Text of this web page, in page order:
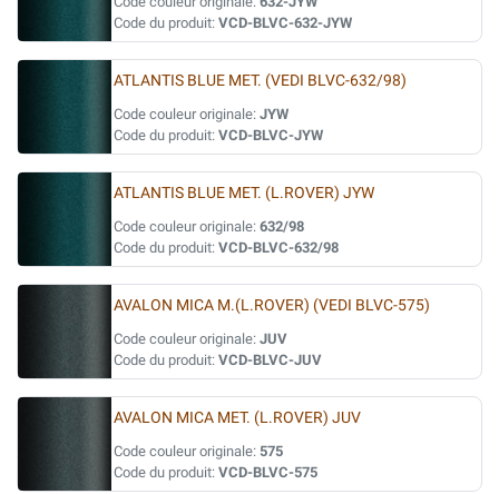
Code du produit: VCD-BLVC-632-JYW
ATLANTIS BLUE MET. (VEDI BLVC-632/98)
Code couleur originale: JYW
Code du produit: VCD-BLVC-JYW
ATLANTIS BLUE MET. (L.ROVER) JYW
Code couleur originale: 632/98
Code du produit: VCD-BLVC-632/98
AVALON MICA M.(L.ROVER) (VEDI BLVC-575)
Code couleur originale: JUV
Code du produit: VCD-BLVC-JUV
AVALON MICA MET. (L.ROVER) JUV
Code couleur originale: 575
Code du produit: VCD-BLVC-575